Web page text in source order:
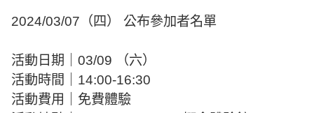
2024/03/07（四） 公布參加者名單
活動日期｜03/09 （六）
活動時間｜14:00-16:30
活動費用｜免費體驗